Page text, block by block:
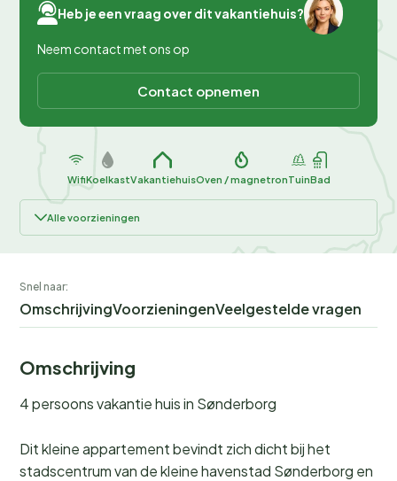
Heb je een vraag over dit vakantiehuis?
Neem contact met ons op
Contact opnemen
WifiKoelkastVakantiehuisOven / magnetronTuinBad
Alle voorzieningen
Snel naar:
OmschrijvingVoorzieningenVeelgestelde vragen
Omschrijving
4 persoons vakantie huis in Sønderborg
Dit kleine appartement bevindt zich dicht bij het
stadscentrum van de kleine havenstad Sønderborg en